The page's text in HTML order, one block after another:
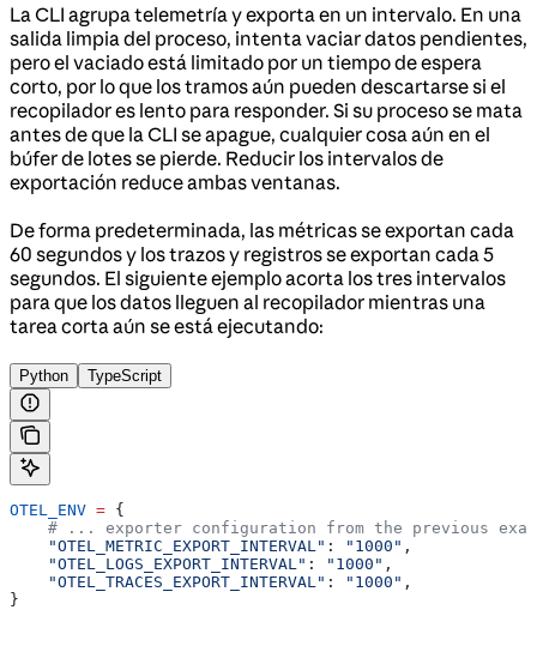
La CLI agrupa telemetría y exporta en un intervalo. En una
salida limpia del proceso, intenta vaciar datos pendientes,
pero el vaciado está limitado por un tiempo de espera
corto, por lo que los tramos aún pueden descartarse si el
recopilador es lento para responder. Si su proceso se mata
antes de que la CLI se apague, cualquier cosa aún en el
búfer de lotes se pierde. Reducir los intervalos de
exportación reduce ambas ventanas.
De forma predeterminada, las métricas se exportan cada
60 segundos y los trazos y registros se exportan cada 5
segundos. El siguiente ejemplo acorta los tres intervalos
para que los datos lleguen al recopilador mientras una
tarea corta aún se está ejecutando:
Python TypeScript
OTEL_ENV = {
# ... exporter configuration from the previous
    "OTEL_METRIC_EXPORT_INTERVAL"
: "1000" ,
    "OTEL_LOGS_EXPORT_INTERVAL"
: "1000" ,
    "OTEL_TRACES_EXPORT_INTERVAL"
: "1000" ,
}